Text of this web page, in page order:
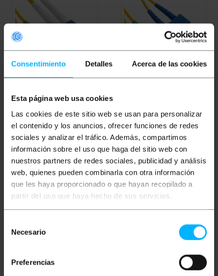
Consentimiento Detalles Acerca de las cookies
Esta página web usa cookies
Las cookies de este sitio web se usan para personalizar
el contenido y los anuncios, ofrecer funciones de redes
sociales y analizar el tráfico. Además, compartimos
información sobre el uso que haga del sitio web con
nuestros partners de redes sociales, publicidad y análisis
web, quienes pueden combinarla con otra información
que les haya proporcionado o que hayan recopilado a
partir del uso que haya hecho de sus servicios.
Necesario
Preferencias
ottica LC/PC a SC/APC
9/125 del 5 m OS2
9,40€
9,40€IVA inc.
8,46€
Consegna immediata
REF:
Quantità
9/125 del 10 m OS2
10,36€
10,36€ IVA inc.
9,32
Consegna immediata
REF:
Quantità